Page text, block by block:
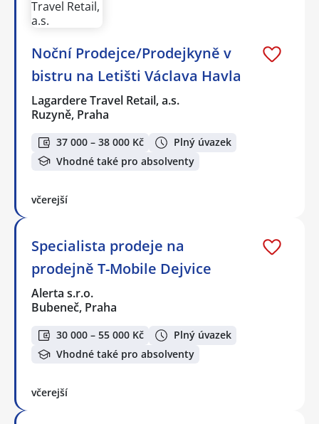
Noční Prodejce/Prodejkyně v
bistru na Letišti Václava Havla
Lagardere Travel Retail, a.s.
Ruzyně, Praha
37 000 – 38 000 Kč
Plný úvazek
Vhodné také pro absolventy
včerejší
Specialista prodeje na
prodejně T-Mobile Dejvice
Alerta s.r.o.
Bubeneč, Praha
30 000 – 55 000 Kč
Plný úvazek
Vhodné také pro absolventy
včerejší